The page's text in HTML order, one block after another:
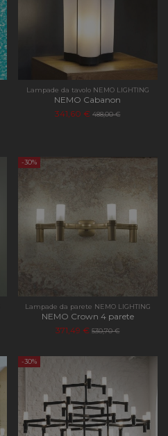
Lampade da tavolo NEMO LIGHTING
NEMO Cabanon
341,60 € 488,00 €
-30%
Lampade da parete NEMO LIGHTING
NEMO Crown 4 parete
371,49 € 530,70 €
-30%